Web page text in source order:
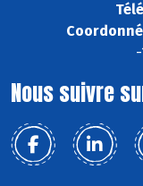
Nous suivre